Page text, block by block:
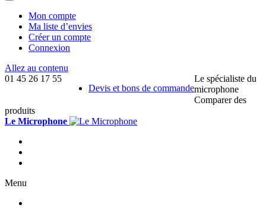
Mon compte
Ma liste d’envies
Créer un compte
Connexion
Allez au contenu
01 45 26 17 55
Devis et bons de commande
Le spécialiste du
microphone
Comparer des
produits
Le Microphone
Menu